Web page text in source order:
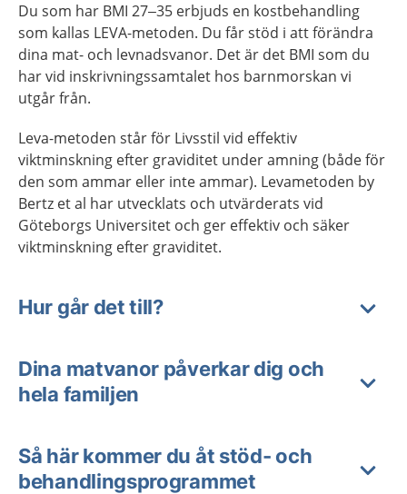
Du som har BMI 27–35 erbjuds en kostbehandling
som kallas LEVA-metoden. Du får stöd i att förändra
dina mat- och levnadsvanor. Det är det BMI som du
har vid inskrivningssamtalet hos barnmorskan vi
utgår från.
Leva-metoden står för Livsstil vid effektiv
viktminskning efter graviditet under amning (både för
den som ammar eller inte ammar). Levametoden by
Bertz et al har utvecklats och utvärderats vid
Göteborgs Universitet och ger effektiv och säker
viktminskning efter graviditet.
Hur går det till?
Dina matvanor påverkar dig och
hela familjen
Så här kommer du åt stöd- och
behandlingsprogrammet